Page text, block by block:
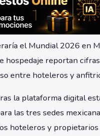
el Mundial 2026 en
reportan
entre hoteleros y
la plataforma digital
las tres sedes
hoteleros y